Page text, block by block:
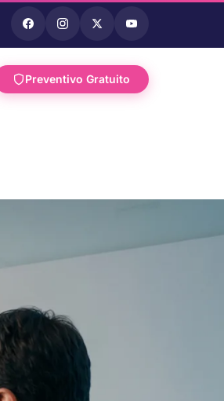
Preventivo Gratuito